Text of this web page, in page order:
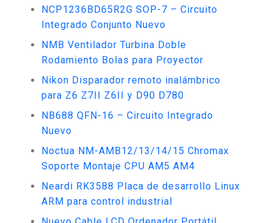
NCP1236BD65R2G SOP-7 – Circuito
Integrado Conjunto Nuevo
NMB Ventilador Turbina Doble
Rodamiento Bolas para Proyector
Nikon Disparador remoto inalámbrico
para Z6 Z7II Z6II y D90 D780
NB688 QFN-16 – Circuito Integrado
Nuevo
Noctua NM-AMB12/13/14/15 Chromax
Soporte Montaje CPU AM5 AM4
Neardi RK3588 Placa de desarrollo Linux
ARM para control industrial